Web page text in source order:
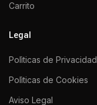
Carrito
Legal
Polìticas de Privacidad
Polìticas de Cookies
Aviso Legal